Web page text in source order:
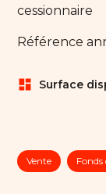
cessionnaire
Référence
dashboard Surface
Vente